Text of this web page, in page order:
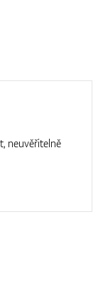
neuvěřitelně